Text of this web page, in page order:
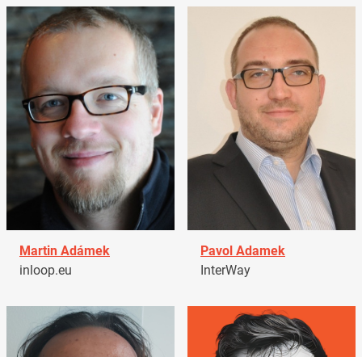
Martin Adámek
inloop.eu
Pavol Adamek
InterWay